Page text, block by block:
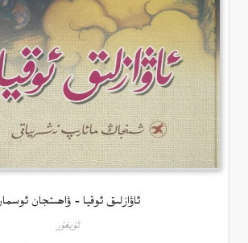
ئاۋازلىق ئوقيا – ۋاھىتجان
ئۇيغۇر